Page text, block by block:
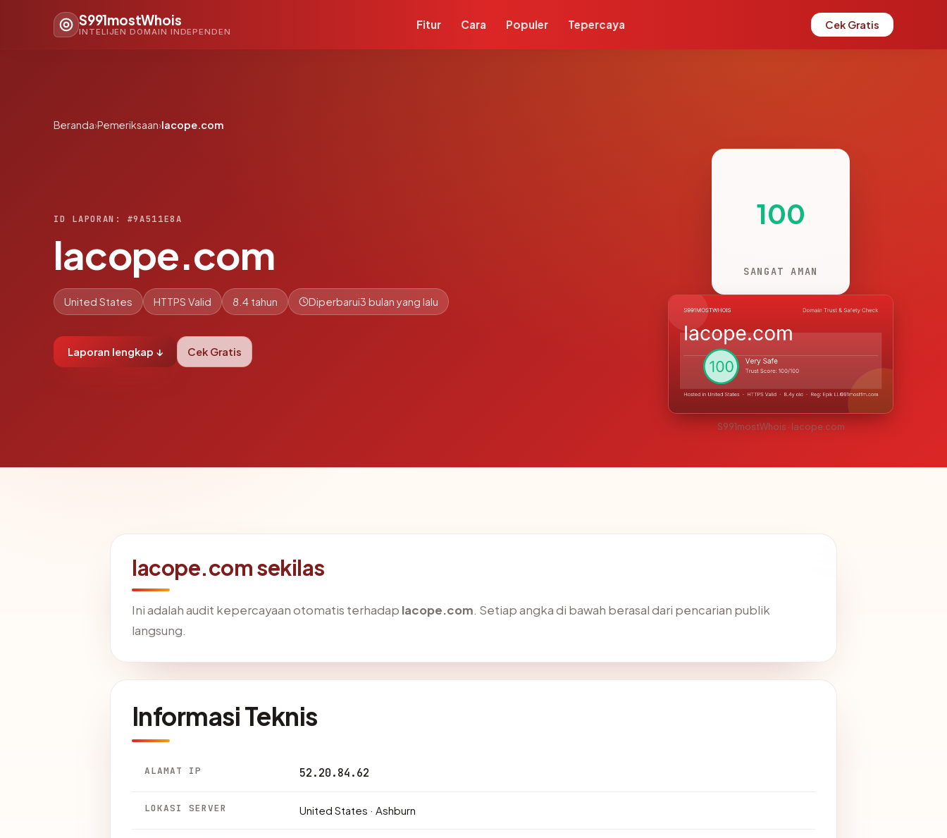
S991mostWhois
INTELIJEN DOMAIN INDEPENDEN
Fitur Cara Populer Tepercaya Cek Gratis
Beranda›Pemeriksaan›lacope.com
ID LAPORAN: #9A511E8A
lacope.com
United States HTTPS Valid 8.4 tahun Diperbarui3 bulan yang lalu
Laporan lengkap ↓ Cek Gratis
100
SANGAT AMAN
S991mostWhois · lacope.com
lacope.com sekilas
Ini adalah audit kepercayaan otomatis terhadap lacope.com. Setiap angka di bawah berasal dari pencarian publik
langsung.
Informasi Teknis
ALAMAT IP 52.20.84.62
LOKASI SERVER United States · Ashburn